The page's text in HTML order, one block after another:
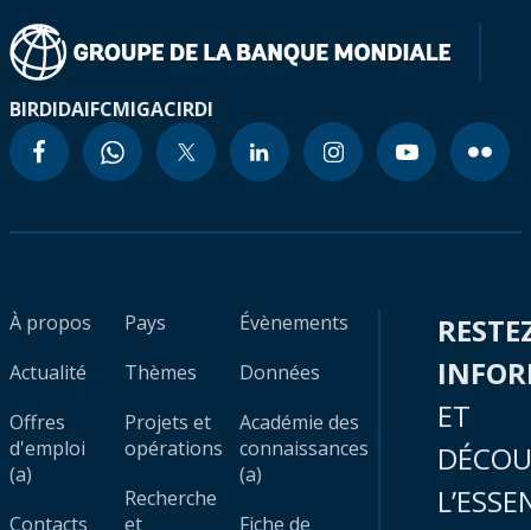
BIRDIDAIFCMIGACIRDI
À propos
Actualité
Offres
d'emploi
(a)
Contacts
Pays
Thèmes
Projets et
opérations
Recherche
et
Évènements
Données
Académie des
connaissances
(a)
Fiche de
ET